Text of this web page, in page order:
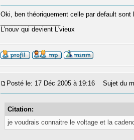
Oki, ben théoriquement celle par default sont
L'nouv qui devient L'vieux
Posté le: 17 Déc 2005 à 19:16 Sujet du
Citation:
je voudrais connaitre le voltage et la